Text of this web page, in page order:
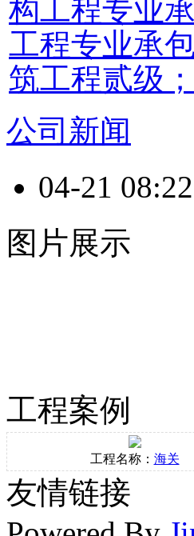
构工程专业
工程专业承
筑工程贰级
公司新闻
04-21 08:22
图片展示
工程案例
工程名称： 海关
友情链接